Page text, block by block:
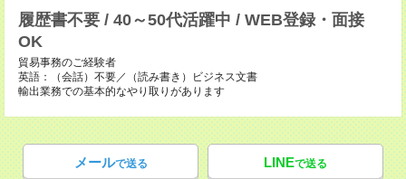
履歴書不要 / 40～50代活躍中 / WEB登録・面接
OK
貿易事務のご経験者
英語：（会話）不要／（読み書き）ビジネス文書
輸出業務での基本的なやり取りがあります
メールで送る LINEで送る